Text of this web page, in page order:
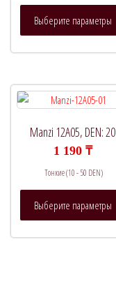
Выберите параметры
Manzi 12A05, DEN: 20
1 190 ₸
Тонкие (10 - 50 DEN)
Выберите параметры